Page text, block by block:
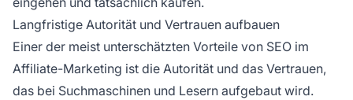
Langfristige Autorität und Vertrauen aufbauen
Einer der meist unterschätzten Vorteile von SEO im
Affiliate-Marketing ist die Autorität und das Vertrauen,
das bei Suchmaschinen und Lesern aufgebaut wird.